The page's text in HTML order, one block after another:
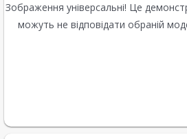
Зображення універсальні! Це
можуть не відповідати обраній